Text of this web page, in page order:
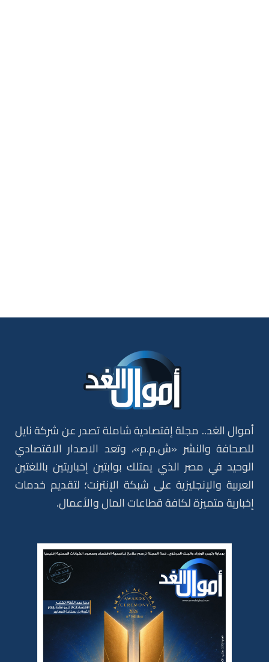
أموال الغد.. مجلة إقتصادية شاملة تصدر عن شركة نايل
للصحافة والنشر «ش.م.م»، وتعد الاصدار الاقتصادي
الوحيد في مصر الذي يمتلك بوابتين إخباريتين باللغتين
العربية والإنجليزية على شبكة الإنترنت؛ لتقديم خدمات
إخبارية متميزة لكافة قطاعات المال والأعمال.